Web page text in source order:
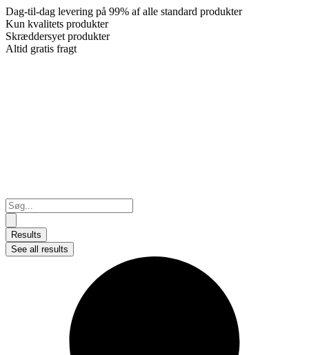
Dag-til-dag levering på 99% af alle standard produkter
Kun kvalitets produkter
Skræddersyet produkter
Altid gratis fragt
Search
...
Results
See all results